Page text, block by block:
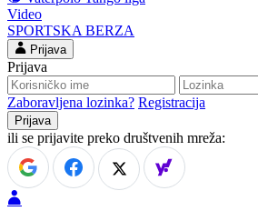
Video
SPORTSKA BERZA
Prijava
Prijava
Zaboravljena lozinka? Registracija
ili se prijavite preko društvenih mreža: